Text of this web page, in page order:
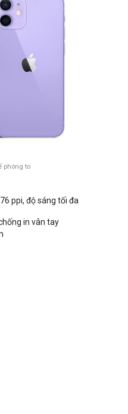
phóng to
ppi, độ sáng tối đa
in vân tay